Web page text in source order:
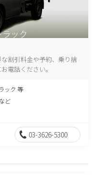
割引料金や予約、乗り捨
電話ください。
ック 等
ど
03-3626-5300